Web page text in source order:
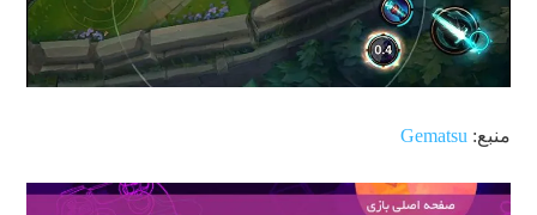
ویدیو
منبع: Gematsu